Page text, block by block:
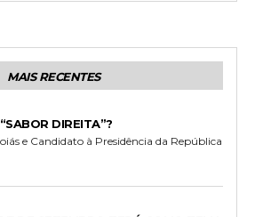
MAIS RECENTES
DIREITA”?
e Candidato à Presidência da República